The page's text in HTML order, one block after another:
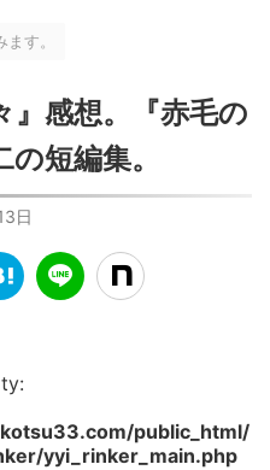
す。
』感想。『赤毛の
短編集。
日
public_html/
yyi_rinker_main.php